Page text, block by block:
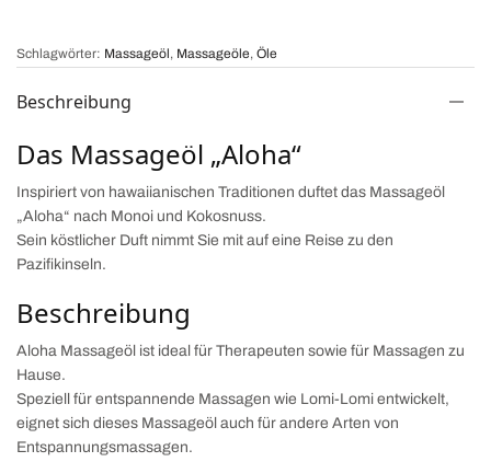
Schlagwörter: Massageöl, Massageöle, Öle
Beschreibung
Das Massageöl „Aloha“
Inspiriert von hawaiianischen Traditionen duftet das Massageöl
„Aloha“ nach Monoi und Kokosnuss.
Sein köstlicher Duft nimmt Sie mit auf eine Reise zu den
Pazifikinseln.
Beschreibung
Aloha Massageöl ist ideal für Therapeuten sowie für Massagen zu
Hause.
Speziell für entspannende Massagen wie Lomi-Lomi entwickelt,
eignet sich dieses Massageöl auch für andere Arten von
Entspannungsmassagen.